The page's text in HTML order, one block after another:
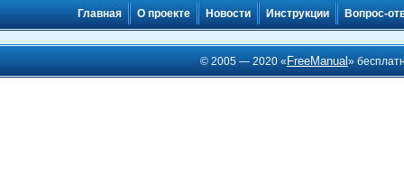
Главная О проекте Новости Инструкции Вопрос-
© 2005 — 2020 « FreeManual»